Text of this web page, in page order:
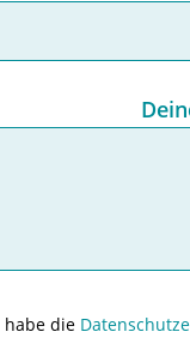
habe die